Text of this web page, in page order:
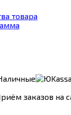
товара
заказов на